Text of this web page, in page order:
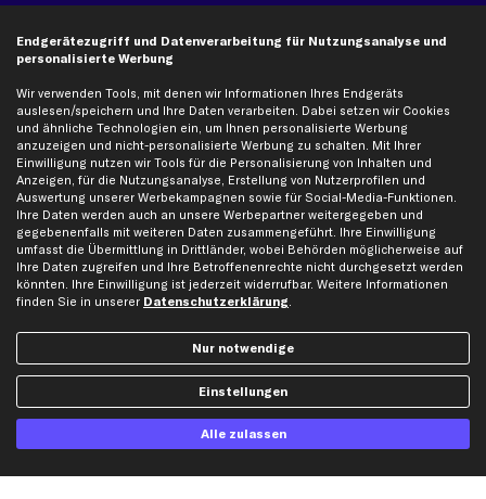
Skoda Ersatzteile
Social Media
Jetzt APP Downloaden
kfzteile24 Newsletter
Alle Angebote, Rabatte & Specials.
Ich möchte über aktuelle Vorteile und Angebote im Shop informiert werden und
willige in dieDatenschutzerklärungein. Eine Abmeldung ist jederzeit möglich.
Endgerätezugriff und Datenverarbeitung für Nutzungsanalyse und
personalisierte Werbung
Wir verwenden Tools, mit denen wir Informationen Ihres Endgeräts
auslesen/speichern und Ihre Daten verarbeiten. Dabei setzen wir Cookies
und ähnliche Technologien ein, um Ihnen personalisierte Werbung
anzuzeigen und nicht-personalisierte Werbung zu schalten. Mit Ihrer
Einwilligung nutzen wir Tools für die Personalisierung von Inhalten und
Anzeigen, für die Nutzungsanalyse, Erstellung von Nutzerprofilen und
Auswertung unserer Werbekampagnen sowie für Social-Media-Funktionen.
Ihre Daten werden auch an unsere Werbepartner weitergegeben und
gegebenenfalls mit weiteren Daten zusammengeführt. Ihre Einwilligung
umfasst die Übermittlung in Drittländer, wobei Behörden möglicherweise auf
Ihre Daten zugreifen und Ihre Betroffenenrechte nicht durchgesetzt werden
könnten. Ihre Einwilligung ist jederzeit widerrufbar. Weitere Informationen
finden Sie in unserer Datenschutzerklärung.
Nur notwendige
Einstellungen
Alle zulassen